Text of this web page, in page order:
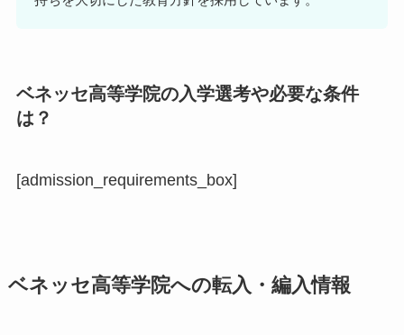
ベネッセ高等学院の入学選考や必要な条件
は？
[admission_requirements_box]
ベネッセ高等学院への転入・編入情報